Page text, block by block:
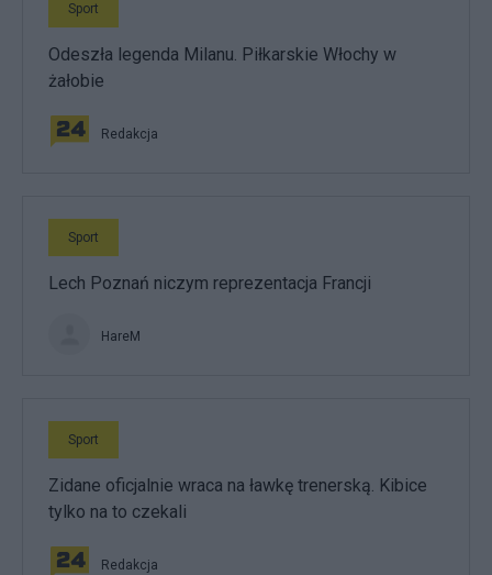
Sport
Odeszła legenda Milanu. Piłkarskie Włochy w
żałobie
Redakcja
Sport
Lech Poznań niczym reprezentacja Francji
HareM
Sport
Zidane oficjalnie wraca na ławkę trenerską. Kibice
tylko na to czekali
Redakcja